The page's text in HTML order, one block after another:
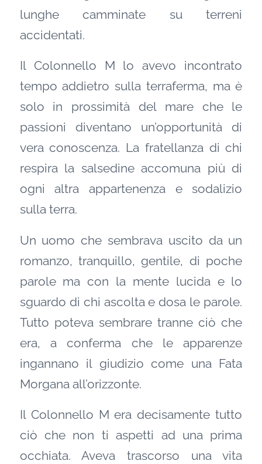
lunghe camminate su terreni
accidentati.
Il Colonnello M lo avevo incontrato
tempo addietro sulla terraferma, ma è
solo in prossimità del mare che le
passioni diventano un’opportunità di
vera conoscenza. La fratellanza di chi
respira la salsedine accomuna più di
ogni altra appartenenza e sodalizio
sulla terra.
Un uomo che sembrava uscito da un
romanzo, tranquillo, gentile, di poche
parole ma con la mente lucida e lo
sguardo di chi ascolta e dosa le parole.
Tutto poteva sembrare tranne ciò che
era, a conferma che le apparenze
ingannano il giudizio come una Fata
Morgana all’orizzonte.
Il Colonnello M era decisamente tutto
ciò che non ti aspetti ad una prima
occhiata. Aveva trascorso una vita